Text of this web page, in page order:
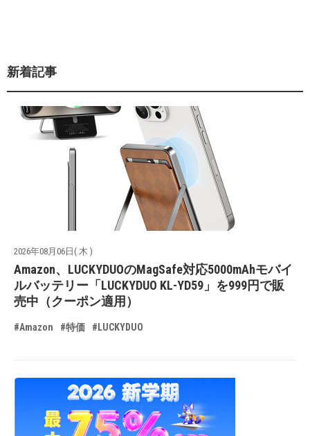
新着記事
2026年08月06日( 木 )
Amazon、LUCKYDUOのMagSafe対応5000mAhモバイ
ルバッテリー「LUCKYDUO KL-YD59」を999円で販
売中（クーポン適用）
#Amazon #特価 #LUCKYDUO